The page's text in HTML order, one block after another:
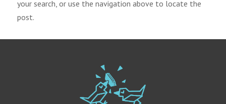
your search, or use the navigation above to locate the
post.